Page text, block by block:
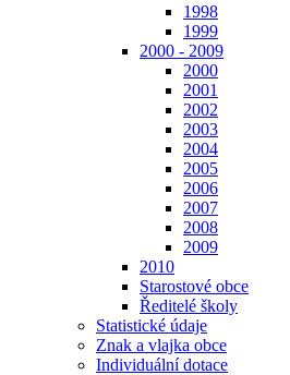
1998
1999
2000 - 2009
2000
2001
2002
2003
2004
2005
2006
2007
2008
2009
2010
Starostové obce
Ředitelé školy
Statistické údaje
Znak a vlajka obce
Individuální dotace